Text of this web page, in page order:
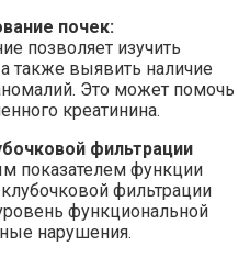
почек:
позволяет изучить
также выявить наличие
Это может помочь
креатинина.
фильтрации
показателем функции
фильтрации
функциональной
нарушения.